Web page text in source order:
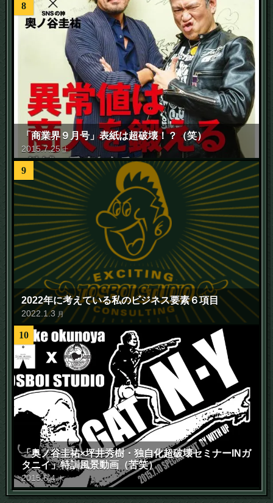
8
「商業界９月号」表紙は超破壊！？（笑）
2015.7.25 土
9
2022年に考えている私のビジネス要素６項目
2022 1.3 月
10
「奥ノ谷圭祐×坪井秀樹・独自化超破壊セミナーINガ
タニイ」特訓風景動画（苦笑）
2015.6.4 木